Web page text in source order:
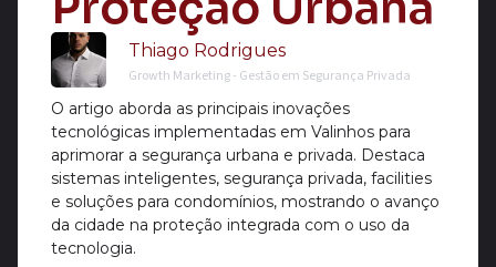
Thiago Rodrigues
Growth Marketing - Gestão em Segurança Privada
O artigo aborda as principais inovações
tecnológicas implementadas em Valinhos para
aprimorar a segurança urbana e privada. Destaca
sistemas inteligentes, segurança privada, facilities
e soluções para condomínios, mostrando o avanço
da cidade na proteção integrada com o uso da
tecnologia.